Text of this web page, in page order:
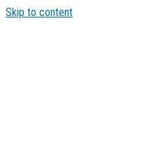
Skip to content